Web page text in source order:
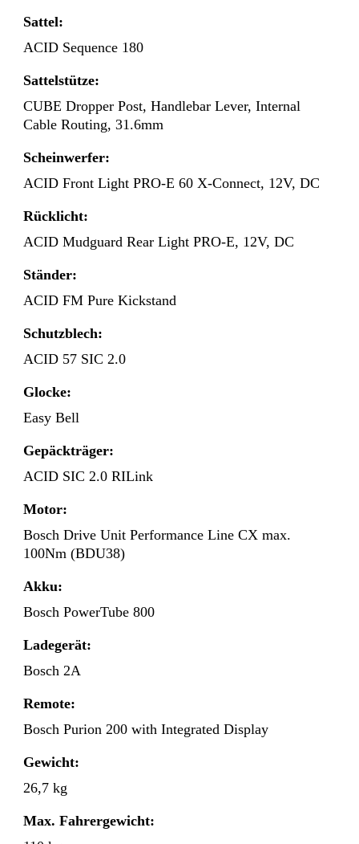
Sattel:
ACID Sequence 180
Sattelstütze:
CUBE Dropper Post, Handlebar Lever, Internal
Cable Routing, 31.6mm
Scheinwerfer:
ACID Front Light PRO-E 60 X-Connect, 12V, DC
Rücklicht:
ACID Mudguard Rear Light PRO-E, 12V, DC
Ständer:
ACID FM Pure Kickstand
Schutzblech:
ACID 57 SIC 2.0
Glocke:
Easy Bell
Gepäckträger:
ACID SIC 2.0 RILink
Motor:
Bosch Drive Unit Performance Line CX max.
100Nm (BDU38)
Akku:
Bosch PowerTube 800
Ladegerät:
Bosch 2A
Remote:
Bosch Purion 200 with Integrated Display
Gewicht:
26,7 kg
Max. Fahrergewicht: